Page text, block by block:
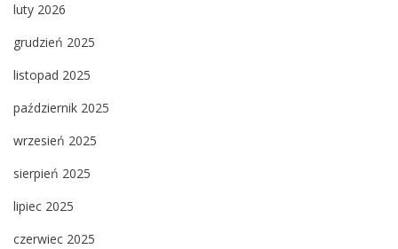
luty 2026
grudzień 2025
listopad 2025
październik 2025
wrzesień 2025
sierpień 2025
lipiec 2025
czerwiec 2025